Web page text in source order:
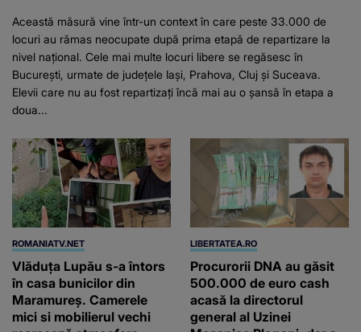
Această măsură vine într-un context în care peste 33.000 de
locuri au rămas neocupate după prima etapă de repartizare la
nivel național. Cele mai multe locuri libere se regăsesc în
București, urmate de județele Iași, Prahova, Cluj și Suceava.
Elevii care nu au fost repartizați încă mai au o șansă în etapa a
doua...
ROMANIATV.NET
Vlăduța Lupău s-a întors
în casa bunicilor din
Maramureș. Camerele
mici si mobilierul vechi
LIBERTATEA.RO
Procurorii DNA au găsit
500.000 de euro cash
acasă la directorul
general al Uzinei